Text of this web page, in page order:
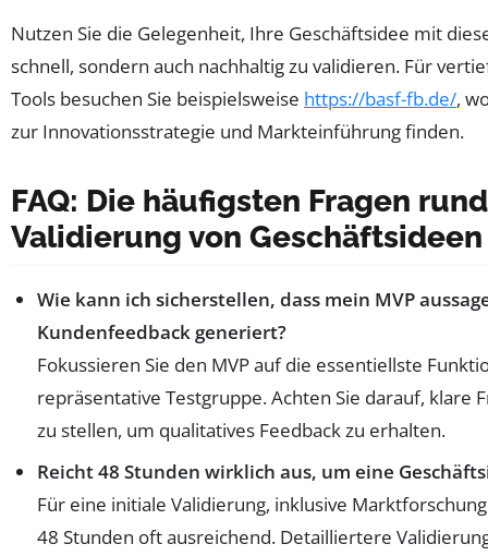
Nutzen Sie die Gelegenheit, Ihre Geschäftsidee mit
schnell, sondern auch nachhaltig zu validieren. Für
Tools besuchen Sie beispielsweise https://basf-fb.de/,
zur Innovationsstrategie und Markteinführung finden.
FAQ: Die häufigsten Fragen
Validierung von
Wie kann ich sicherstellen, dass mein MVP
Kundenfeedback generiert?
Fokussieren Sie den MVP auf die essentiellste
repräsentative Testgruppe. Achten Sie darauf, klare
zu stellen, um qualitatives Feedback zu erhalten.
Reicht 48 Stunden wirklich aus, um eine
Für eine initiale Validierung, inklusive
48 Stunden oft ausreichend. Detailliertere